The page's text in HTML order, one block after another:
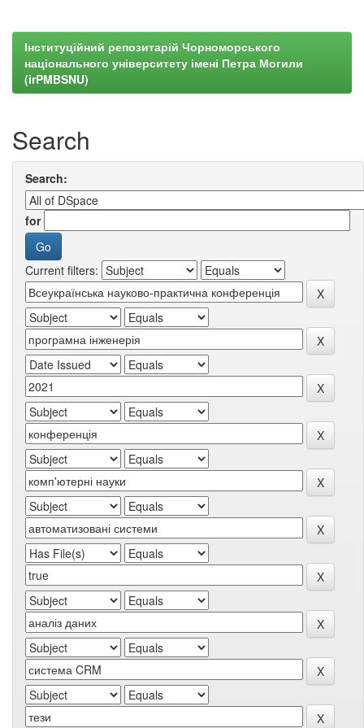
Інституційний репозитарій Чорноморського
національного університету імені Петра Могили
(irPMBSNU)
Search
Search:
for
Current filters: